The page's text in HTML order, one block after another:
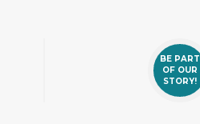
BE PART
OF OUR
STORY!